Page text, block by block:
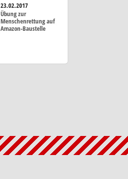
23.02.2017
Übung zur
Menschenrettung auf
Amazon-Baustelle